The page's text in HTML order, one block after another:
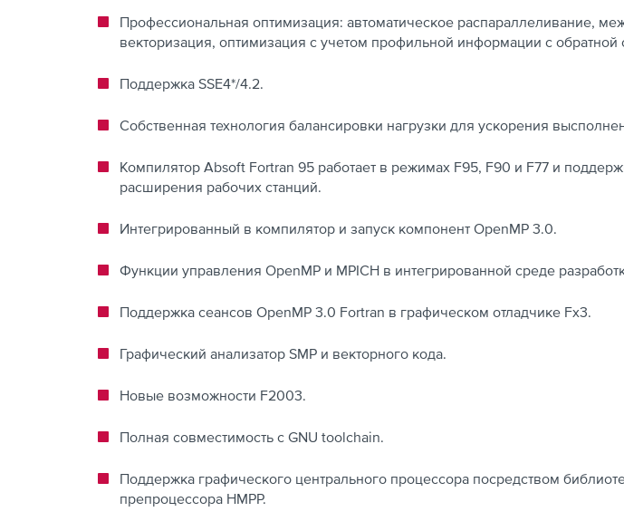
Профессиональная оптимизация: автоматическое распараллеливание,
векторизация, оптимизация с учетом профильной информации с обратной
Поддержка SSE4*/4.2.
Собственная технология балансировки нагрузки для ускорения
Компилятор Absoft Fortran 95 работает в режимах F95, F90 и F77 и
расширения рабочих станций.
Интегрированный в компилятор и запуск компонент OpenMP 3.0.
Функции управления OpenMP и MPICH в интегрированной среде
Поддержка сеансов OpenMP 3.0 Fortran в графическом отладчике Fx3.
Графический анализатор SMP и векторного кода.
Новые возможности F2003.
Полная совместимость с GNU toolchain.
Поддержка графического центрального процессора посредством
препроцессора HMPP.